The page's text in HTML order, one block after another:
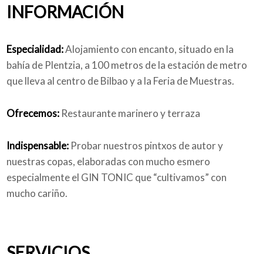
INFORMACIÓN
Especialidad:Alojamiento con encanto, situado en la
bahía de Plentzia, a 100 metros de la estación de metro
que lleva al centro de Bilbao y a la Feria de Muestras.
Ofrecemos: Restaurante marinero y terraza
Indispensable: Probar nuestros pintxos de autor y
nuestras copas, elaboradas con mucho esmero
especialmente el GIN TONIC que “cultivamos” con
mucho cariño.